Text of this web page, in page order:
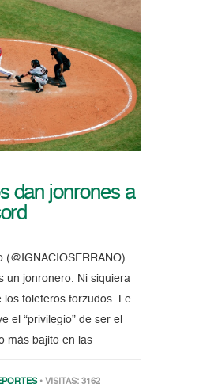
dan jonrones a
(@IGNACIOSERRANO)
un jonronero. Ni siquiera
los toleteros forzudos. Le
el “privilegio” de ser el
más bajito en las
• VISITAS: 3162